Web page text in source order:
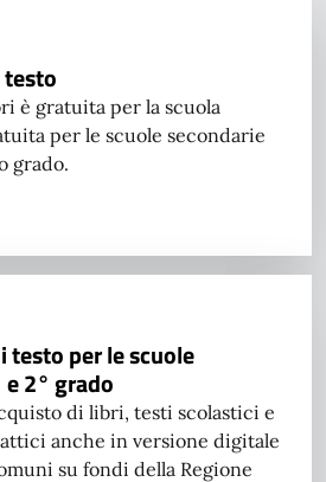
è gratuita per la scuola
per le scuole secondarie
grado.
per le scuole
2° grado
di libri, testi scolastici e
anche in versione digitale
su fondi della Regione